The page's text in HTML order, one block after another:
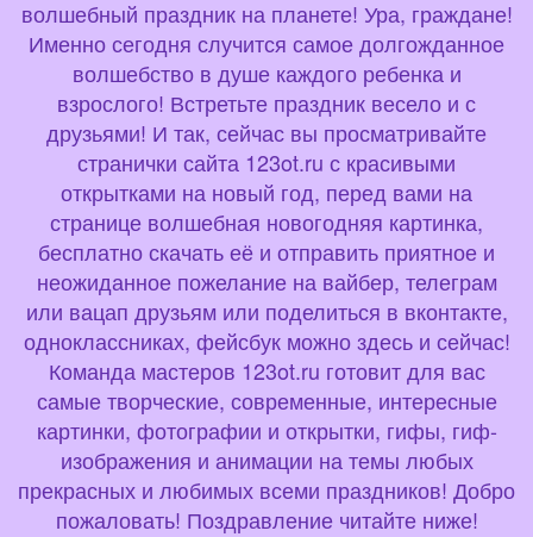
волшебный праздник на планете! Ура, граждане!
Именно сегодня случится самое долгожданное
волшебство в душе каждого ребенка и
взрослого! Встретьте праздник весело и с
друзьями! И так, сейчас вы просматривайте
странички сайта 123ot.ru с красивыми
открытками на новый год, перед вами на
странице волшебная новогодняя картинка,
бесплатно скачать её и отправить приятное и
неожиданное пожелание на вайбер, телеграм
или вацап друзьям или поделиться в вконтакте,
одноклассниках, фейсбук можно здесь и сейчас!
Команда мастеров 123ot.ru готовит для вас
самые творческие, современные, интересные
картинки, фотографии и открытки, гифы, гиф-
изображения и анимации на темы любых
прекрасных и любимых всеми праздников! Добро
пожаловать! Поздравление читайте ниже!